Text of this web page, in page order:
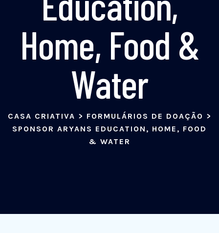
Home, Food &
Water
CASA CRIATIVA > FORMULÁRIOS DE DOAÇÃO >
SPONSOR ARYANS EDUCATION, HOME, FOOD
& WATER